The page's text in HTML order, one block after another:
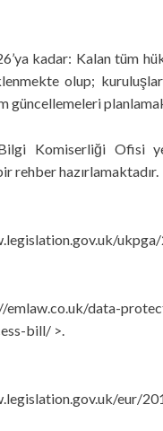
kadar: Kalan tüm
olup;
güncellemeleri
Komiserliği Ofisi
rehber hazırlamaktadır.
data-
bill/ >.
eur/